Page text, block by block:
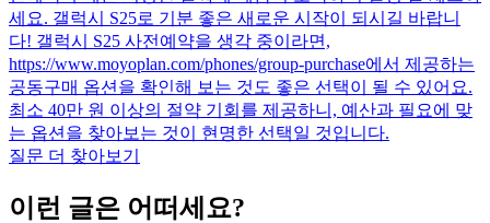
세요. 갤럭시 S25로 기분 좋은 새로운 시작이 되시길 바랍니
다! 갤럭시 S25 사전예약을 생각 중이라면,
https://www.moyoplan.com/phones/group-purchase에서 제공하는
공동구매 옵션을 확인해 보는 것도 좋은 선택이 될 수 있어요.
최소 40만 원 이상의 절약 기회를 제공하니, 예산과 필요에 맞
는 옵션을 찾아보는 것이 현명한 선택일 것입니다.
질문 더 찾아보기
이런 글은 어떠세요?